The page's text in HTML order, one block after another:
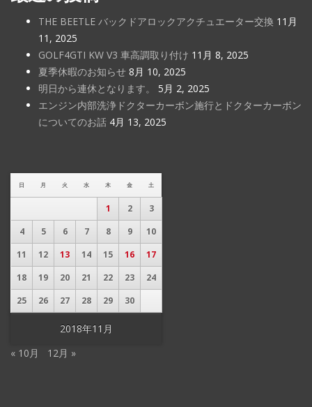
THE BEETLE バックドアロックアクチュエーター交換 11月
11, 2025
GOLF4GTI KW V3 車高調取り付け 11月 8, 2025
夏季休暇のお知らせ 8月 10, 2025
明日から連休となります。
5月 2, 2025
エンジン内部洗浄ドクターカーボン施行とドクターカーボン
についてのお話 4月 13, 2025
2018年11月
日 月 火 水 木 金 土
1 2
3
4
5 6 7 8 9
10
11
12 13 14 15 16
17
18
19 20 21 22 23
24
25
26 27 28 29 30
« 10月 12月 »